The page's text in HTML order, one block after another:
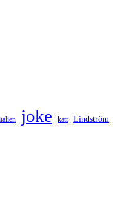
joke katt Lindström